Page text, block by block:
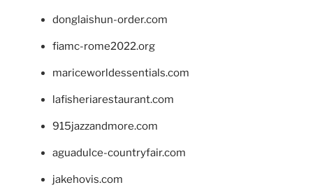
donglaishun-order.com
fiamc-rome2022.org
mariceworldessentials.com
lafisheriarestaurant.com
915jazzandmore.com
aguadulce-countryfair.com
jakehovis.com